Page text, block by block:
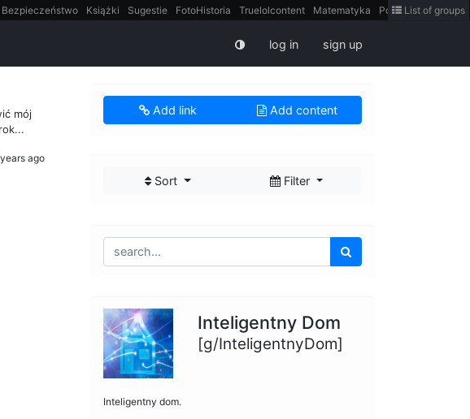
Bezpieczeństwo Książki Sugestie FotoHistoria Truelolcontent Matematyka Polska
intern
List of groups
log in sign up
mój
ago
Add link Add content
Sort Filter
Inteligentny Dom
[g/InteligentnyDom]
Inteligentny dom.